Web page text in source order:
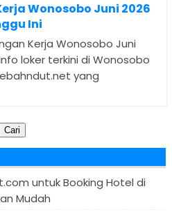
Wonosobo Juni 2026
Ini
Kerja Wonosobo Juni
loker terkini di Wonosobo
yang
untuk Booking Hotel di
Mudah